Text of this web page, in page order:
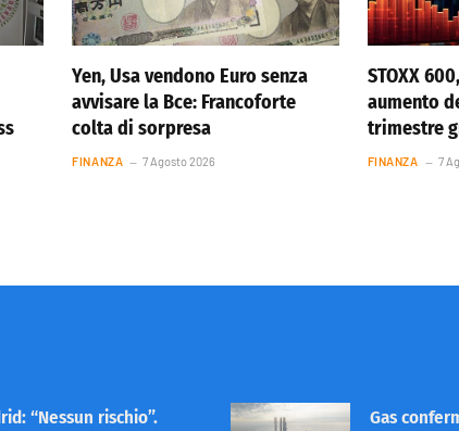
Yen, Usa vendono Euro senza
avvisare la Bce: Francoforte
colta di sorpresa
FINANZA 7 Agosto 2026
STOXX
aumento
trimestre
FINANZA 7
“Nessun rischio”.
Gas